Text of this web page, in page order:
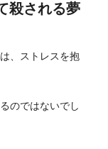
殺される夢
、ストレスを抱
のではないでし